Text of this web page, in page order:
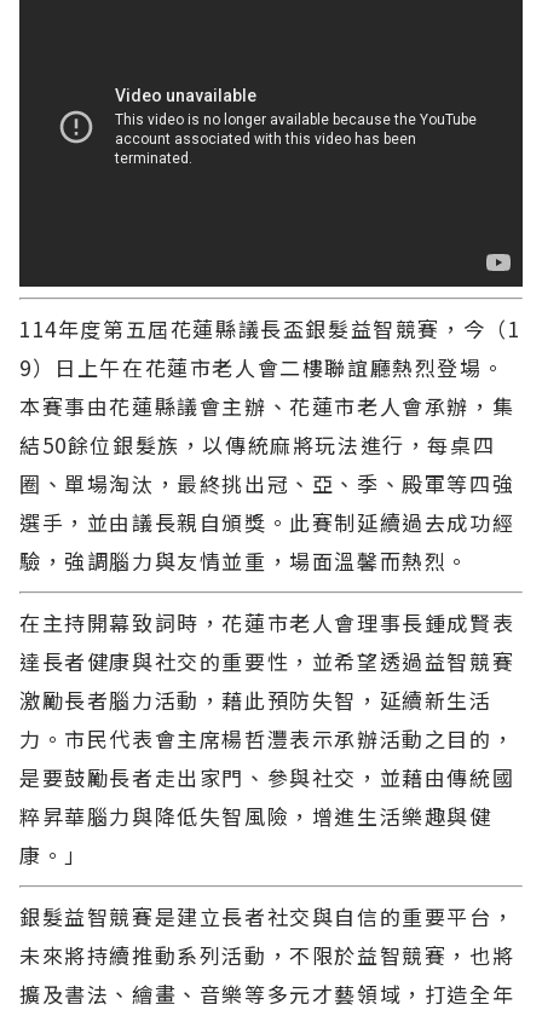
114年度第五屆花蓮縣議長盃銀髮益智競賽，今（1
9）日上午在花蓮市老人會二樓聯誼廳熱烈登場。
本賽事由花蓮縣議會主辦、花蓮市老人會承辦，集
結50餘位銀髮族，以傳統麻將玩法進行，每桌四
圈、單場淘汰，最終挑出冠、亞、季、殿軍等四強
選手，並由議長親自頒獎。此賽制延續過去成功經
驗，強調腦力與友情並重，場面溫馨而熱烈。
在主持開幕致詞時，花蓮市老人會理事長鍾成賢表
達長者健康與社交的重要性，並希望透過益智競賽
激勵長者腦力活動，藉此預防失智，延續新生活
力。市民代表會主席楊哲灃表示承辦活動之目的，
是要鼓勵長者走出家門、參與社交，並藉由傳統國
粹昇華腦力與降低失智風險，增進生活樂趣與健
康。」
銀髮益智競賽是建立長者社交與自信的重要平台，
未來將持續推動系列活動，不限於益智競賽，也將
擴及書法、繪畫、音樂等多元才藝領域，打造全年